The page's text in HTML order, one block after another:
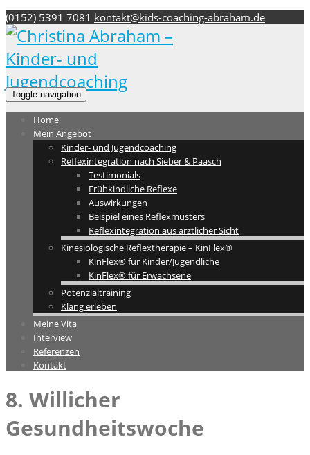
(0152) 5391 7081 kontakt@kids-coaching-abraham.de
Toggle navigation
Home
Mein Angebot
Kinder- und Jugendcoaching
Reflexintegration nach Sieber & Paasch
Testimonials
Frühkindliche Reflexe
Auswirkungen
Beispiel eines Reflexmusters
Reflexintegration aus ärztlicher Sicht
Kinesiologische Reflextherapie – KinFlex®
KinFlex® für Kinder/Jugendliche
KinFlex® für Erwachsene
Potenzialtraining
Klang erleben
Meine Vita
Interview
Referenzen
Kontakt
8. Willicher
Gesundheitswoche